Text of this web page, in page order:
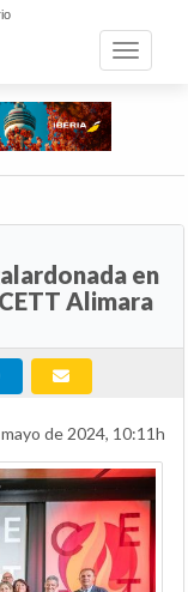
Toggle
en
Alimara
de 2024, 10:11h